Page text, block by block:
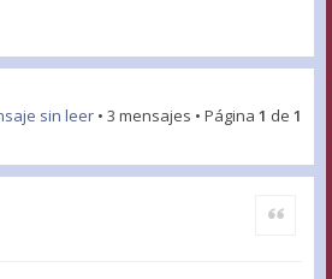
sin leer • 3 mensajes • Página 1 de 1
Citar